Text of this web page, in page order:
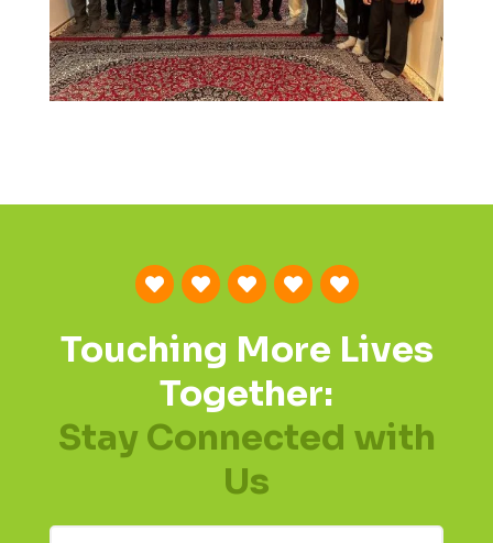
Touching More Lives
Together:
Stay Connected with
Us